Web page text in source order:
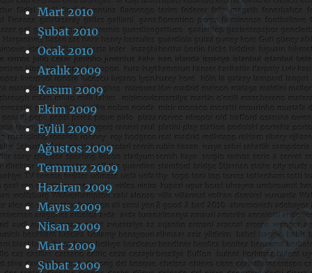
Mart 2010
Şubat 2010
Ocak 2010
Aralık 2009
Kasım 2009
Ekim 2009
Eylül 2009
Ağustos 2009
Temmuz 2009
Haziran 2009
Mayıs 2009
Nisan 2009
Mart 2009
Şubat 2009